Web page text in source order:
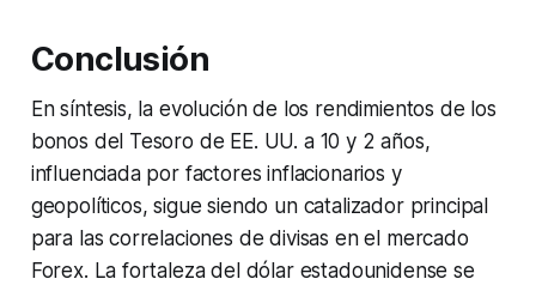
Conclusión
En síntesis, la evolución de los rendimientos de los
bonos del Tesoro de EE. UU. a 10 y 2 años,
influenciada por factores inflacionarios y
geopolíticos, sigue siendo un catalizador principal
para las correlaciones de divisas en el mercado
Forex. La fortaleza del dólar estadounidense se